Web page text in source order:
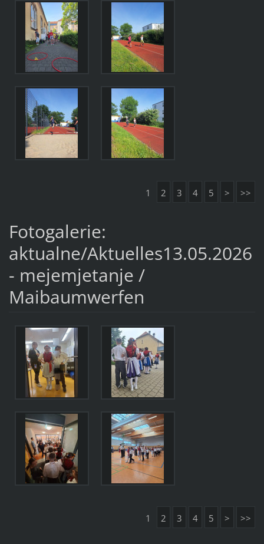
1 2 3 4 5 > >>
Fotogalerie:
aktualne/Aktuelles13.05.2026
- mejemjetanje /
Maibaumwerfen
1 2 3 4 5 > >>